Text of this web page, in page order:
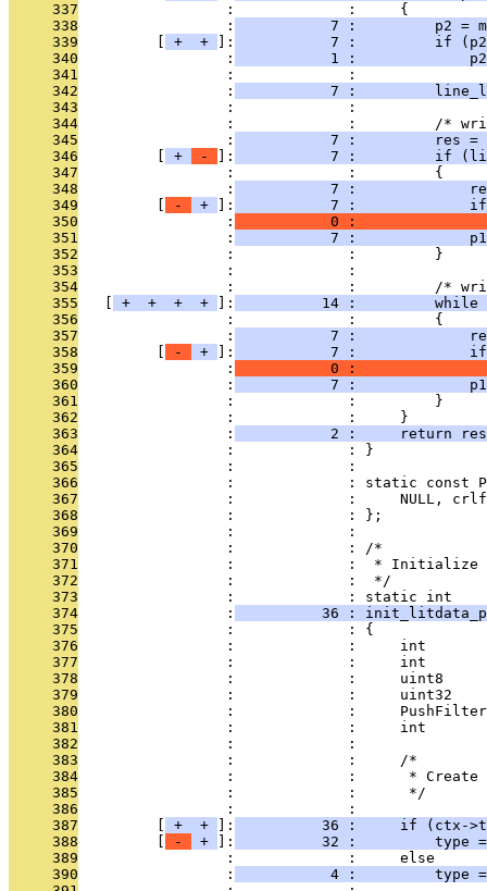
     337
                 :             :     {
     338
                 :
7 :         p2 =
     339
+ + ]:
7 :         if
     340
                 :
1 :
     341
                 :             :
     342
                 :
7 :
     343
                 :             :
     344
:             :         /*
     345
                 :
7 :         res =
     346
+ - ]:
7 :         if
     347
                 :             :         {
     348
                 :
7 :
     349
- + ]:
7 :
     350
                 :
0 :
     351
                 :
7 :
     352
                 :             :         }
     353
                 :             :
     354
:             :         /*
     355
+ + + + ]:
14 :         while
     356
                 :             :         {
     357
                 :
7 :
     358
- + ]:
7 :
     359
                 :
0 :
     360
                 :
7 :
     361
                 :             :         }
     362
                 :             :     }
     363
                 :
2 :     return
     364
                 :             : }
     365
                 :             :
     366
:             : static const
     367
:             :     NULL,
     368
                 :             : };
     369
                 :             :
     370
                 :             : /*
     371
:             :  * Initialize
     372
                 :             :  */
     373
                 :             : static int
     374
                 :
36 :
     375
                 :             : {
     376
:             :     int
     377
:             :     int
     378
:             :     uint8
     379
:             :     uint32
     380
:             :
     381
:             :     int
     382
                 :             :
     383
                 :             :     /*
     384
:             :      * Create
     385
                 :             :      */
     386
                 :             :
     387
+ + ]:
36 :     if (ctx-
     388
- + ]:
32 :         type
     389
                 :             :     else
     390
                 :
4 :         type